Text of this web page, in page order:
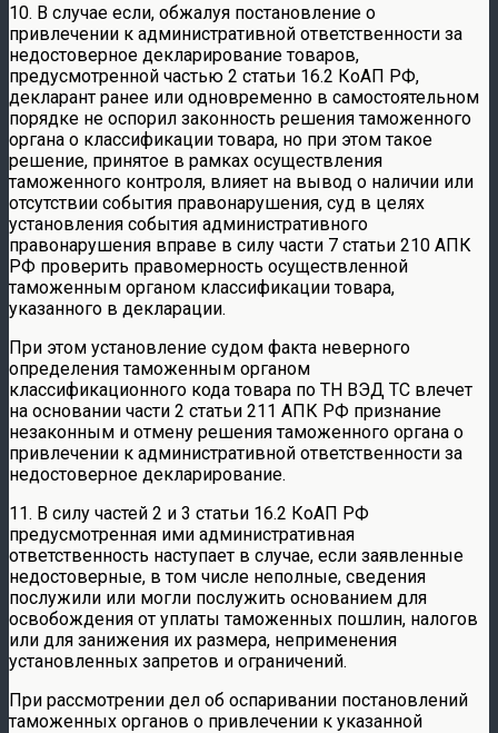
10. В случае если, обжалуя постановление о
привлечении к административной ответственности за
недостоверное декларирование товаров,
предусмотренной частью 2 статьи 16.2 КоАП РФ,
декларант ранее или одновременно в самостоятельном
порядке не оспорил законность решения таможенного
органа о классификации товара, но при этом такое
решение, принятое в рамках осуществления
таможенного контроля, влияет на вывод о наличии или
отсутствии события правонарушения, суд в целях
установления события административного
правонарушения вправе в силу части 7 статьи 210 АПК
РФ проверить правомерность осуществленной
таможенным органом классификации товара,
указанного в декларации.
При этом установление судом факта неверного
определения таможенным органом
классификационного кода товара по ТН ВЭД ТС влечет
на основании части 2 статьи 211 АПК РФ признание
незаконным и отмену решения таможенного органа о
привлечении к административной ответственности за
недостоверное декларирование.
11. В силу частей 2 и 3 статьи 16.2 КоАП РФ
предусмотренная ими административная
ответственность наступает в случае, если заявленные
недостоверные, в том числе неполные, сведения
послужили или могли послужить основанием для
освобождения от уплаты таможенных пошлин, налогов
или для занижения их размера, неприменения
установленных запретов и ограничений.
При рассмотрении дел об оспаривании постановлений
таможенных органов о привлечении к указанной